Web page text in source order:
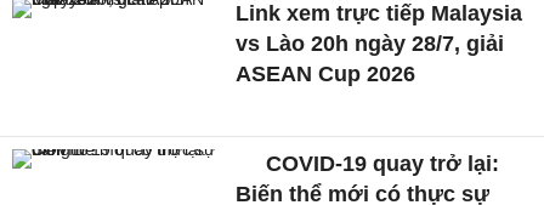
Link xem trực tiếp Malaysia
vs Lào 20h ngày 28/7, giải
ASEAN Cup 2026
COVID-19 quay trở lại:
Biến thể mới có thực sự